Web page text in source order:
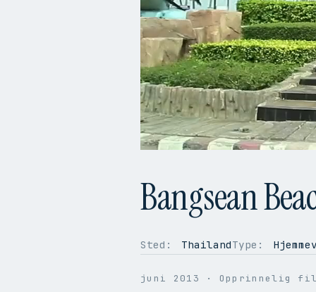
BILDER PER SEK. 25
Bangsean
Sted: ThailandType:
juni 2013 · Opprinnelig